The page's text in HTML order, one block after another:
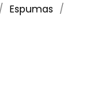
Espumas